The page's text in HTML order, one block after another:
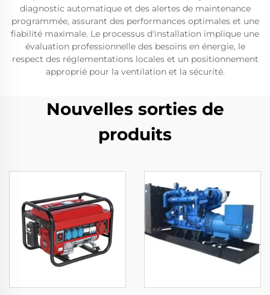
diagnostic automatique et des alertes de maintenance
programmée, assurant des performances optimales et une
fiabilité maximale. Le processus d'installation implique une
évaluation professionnelle des besoins en énergie, le
respect des réglementations locales et un positionnement
approprié pour la ventilation et la sécurité.
Nouvelles sorties de
produits